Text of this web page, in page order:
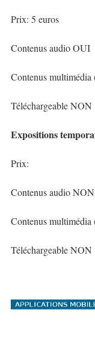
Prix: 5 euros
Contenus audio OUI
Contenus
Téléchargeable NON
Expositions
Prix:
Contenus audio NON
Contenus
Téléchargeable NON